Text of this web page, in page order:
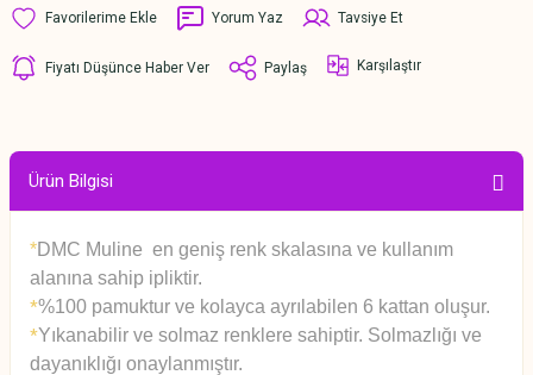
Yorum Yaz Tavsiye Et
Fiyatı Düşünce Haber Ver Paylaş Karşılaştır
Ürün Bilgisi
*DMC Muline en geniş renk skalasına ve kullanım
alanına sahip ipliktir.
*%100 pamuktur ve kolayca ayrılabilen 6 kattan oluşur.
*Yıkanabilir ve solmaz renklere sahiptir. Solmazlığı ve
dayanıklığı onaylanmıştır.